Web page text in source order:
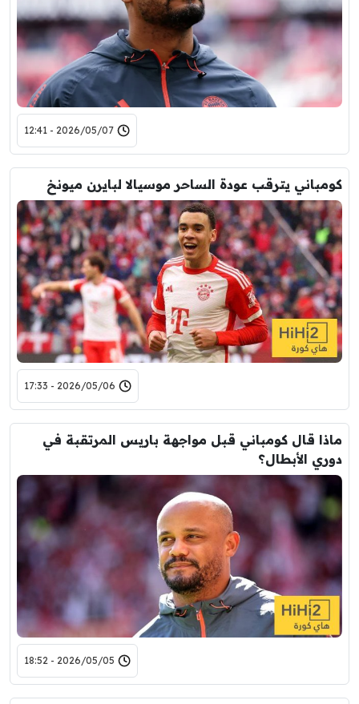
2026/05/07 - 12:41
كومباني يترقب عودة الساحر موسيالا لبايرن ميونخ
2026/05/06 - 17:33
ماذا قال كومباني قبل مواجهة باريس المرتقبة في
دوري الأبطال؟
2026/05/05 - 18:52